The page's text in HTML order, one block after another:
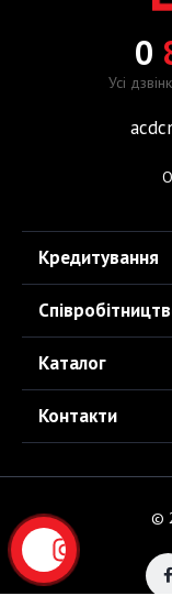
0
Усі
Кредитування
Каталог
Контакти
©